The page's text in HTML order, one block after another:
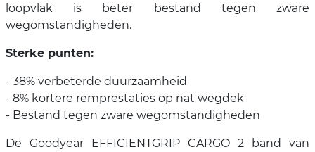
loopvlak is beter bestand tegen zware
wegomstandigheden.
Sterke punten:
- 38% verbeterde duurzaamheid
- 8% kortere remprestaties op nat wegdek
- Bestand tegen zware wegomstandigheden
De Goodyear EFFICIENTGRIP CARGO 2 band van